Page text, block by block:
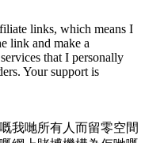
links, which means I
link and make a
that I personally
Your support is
我哋所有人而留零空間